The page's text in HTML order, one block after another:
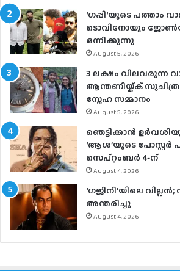
‘ഗപ്പി‘യുടെ പത്താം
ടൊവിനോയും
ഒന്നിക്കുന്നു
August 5, 2026
3 ലക്ഷം വിലവരുന്ന
ആന്തണിയ്ക്ക്
സ്നേഹ സമ്മാനം
August 5, 2026
ഞെട്ടിക്കാൻ
‘ആശ’യുടെ പോസ്റ്റർ
സെപ്റ്റംബർ 4-ന്
August 4, 2026
‘ഗജിനി’യിലെ
അന്തരിച്ചു
August 4, 2026